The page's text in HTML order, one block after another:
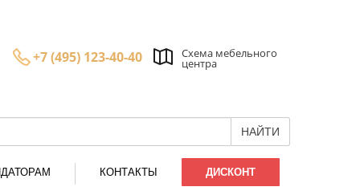
Схема мебельного
центра
+7 (495) 123-40-40
НАЙТИ
КОНТАКТЫ ДИСКОНТ